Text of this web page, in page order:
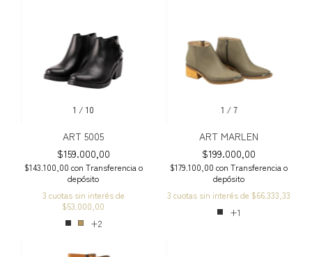
1 / 10
ART 5005
$159.000,00
$143.100,00 con Transferencia o
depósito
3 cuotas sin interés de
$53.000,00
+2
1 /7
ART MARLEN
$199.000,00
$179.100,00 con Transferencia o
depósito
3 cuotas sin interés de $66.333,33
+1